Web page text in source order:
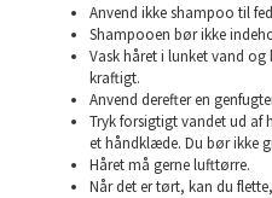
Anvend ikke shampoo til
Shampooen bør ikke
Vask håret i lunket vand
kraftigt.
Anvend derefter en
Tryk forsigtigt vandet ud af
et håndklæde. Du bør ikke
Håret må gerne lufttørre.
Når det er tørt, kan du